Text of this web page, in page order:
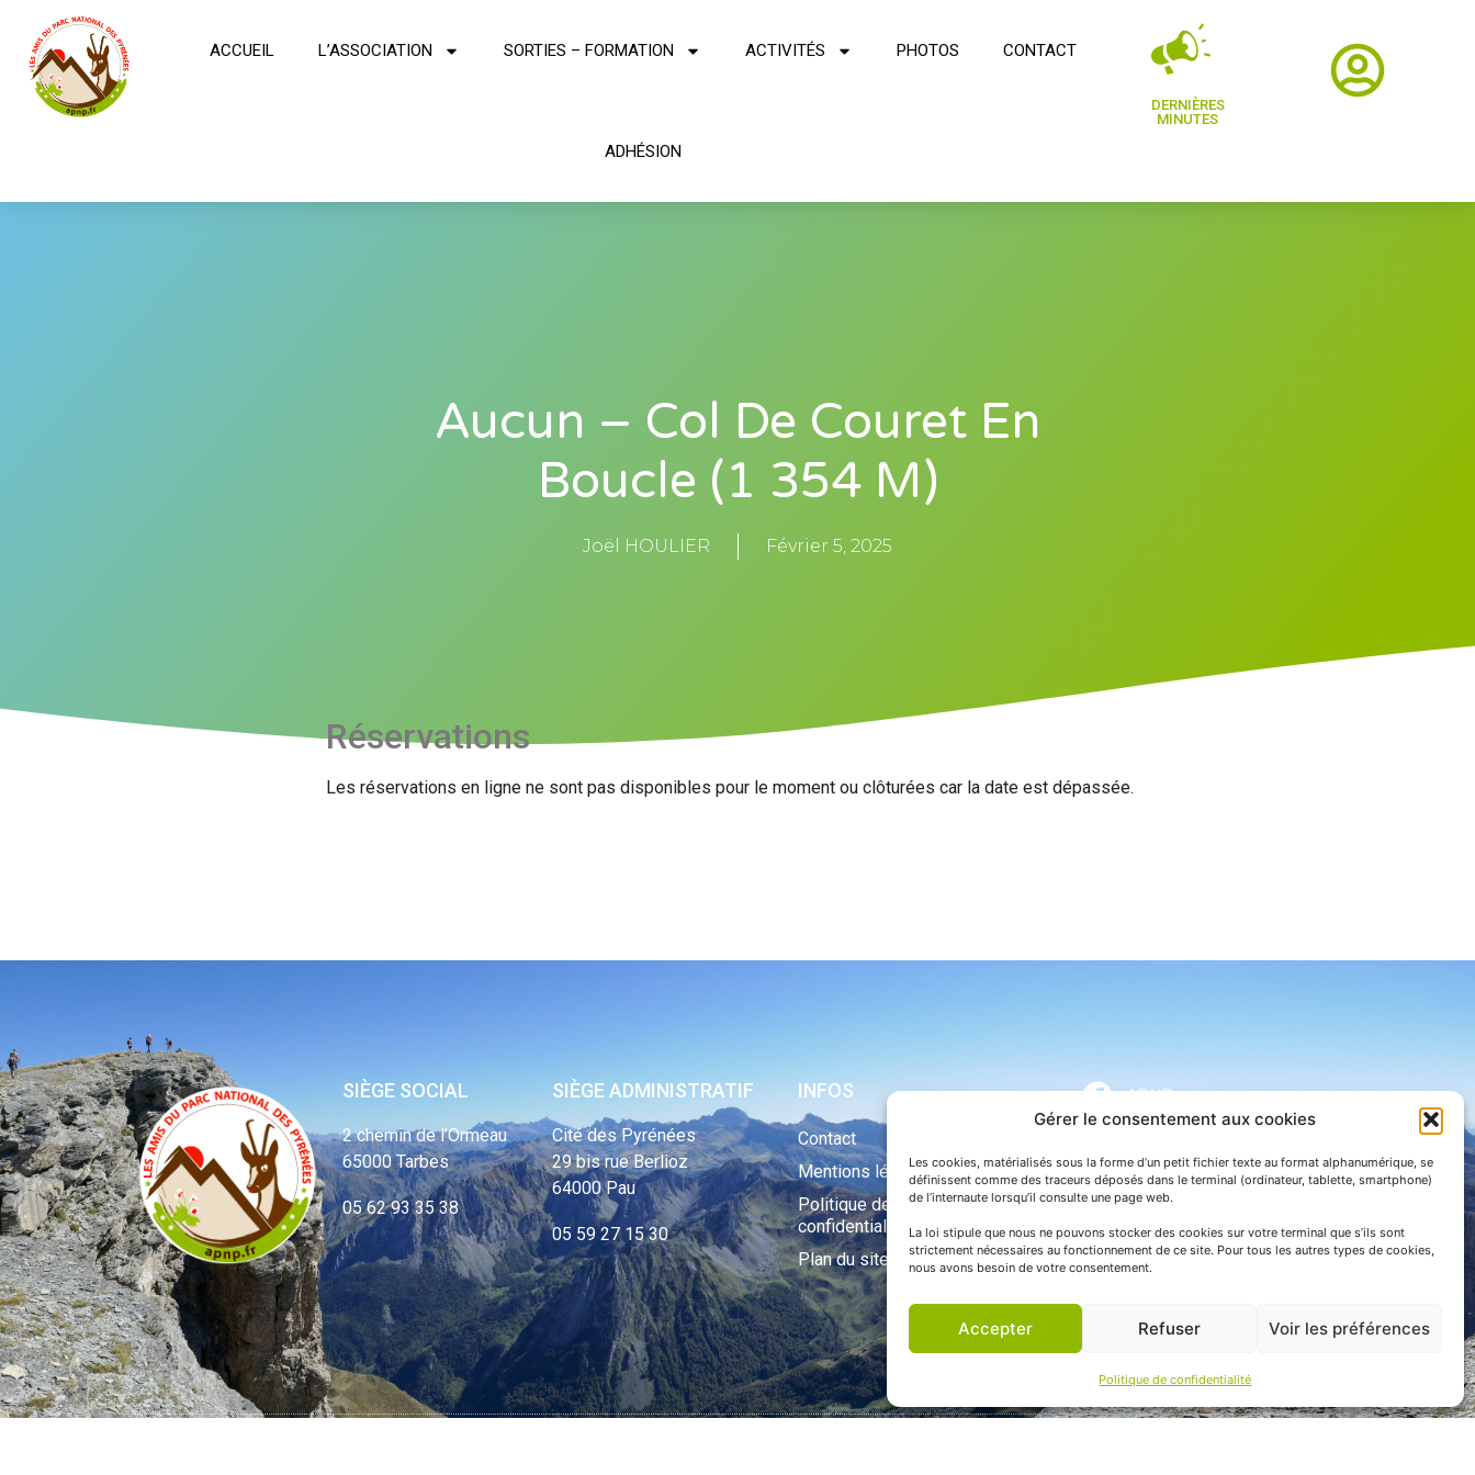
Gérer le consentement aux cookies
Les cookies, matérialisés sous la forme d’un petit fichier texte au format alphanumérique, se
définissent comme des traceurs déposés dans le terminal (ordinateur, tablette, smartphone)
de l’internaute lorsqu’il consulte une page web.
La loi stipule que nous ne pouvons stocker des cookies sur votre terminal que s’ils sont
strictement nécessaires au fonctionnement de ce site. Pour tous les autres types de cookies,
nous avons besoin de votre consentement.
Accepter Refuser Voir les préférences
Politique de confidentialité
ACCUEIL L’ASSOCIATION SORTIES – FORMATION ACTIVITÉS PHOTOS CONTACT
ADHÉSION
DERNIÈRES
MINUTES
Aucun – Col De Couret En
Boucle (1 354 M)
Joël HOULIER Février 5, 2025
Réservations
Les réservations en ligne ne sont pas disponibles pour le moment ou clôturées car la date est dépassée.
SIÈGE SOCIAL
2 chemin de l’Ormeau
65000 Tarbes
05 62 93 35 38
SIÈGE ADMINISTRATIF
Cité des Pyrénées
29 bis rue Berlioz
64000 Pau
05 59 27 15 30
INFOS
Contact
Mentions légales
Politique de
confidentialité
Plan du site
APNP
Parc national des Pyrénées